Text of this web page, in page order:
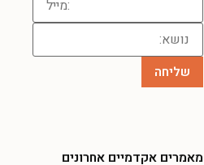
מאמרים אקדמיים אחרונים